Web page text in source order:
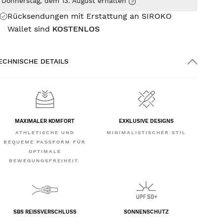
Rücksendungen mit Erstattung an SIROKO
Wallet sind KOSTENLOS
DETAILS
MAXIMALER KOMFORT
ATHLETISCHE UND
BEQUEME PASSFORM FÜR
OPTIMALE
BEWEGUNGSFREIHEIT.
EXKLUSIVE DESIGNS
MINIMALISTISCHER STIL
SBS REISSVERSCHLUSS SONNENSCHUTZ